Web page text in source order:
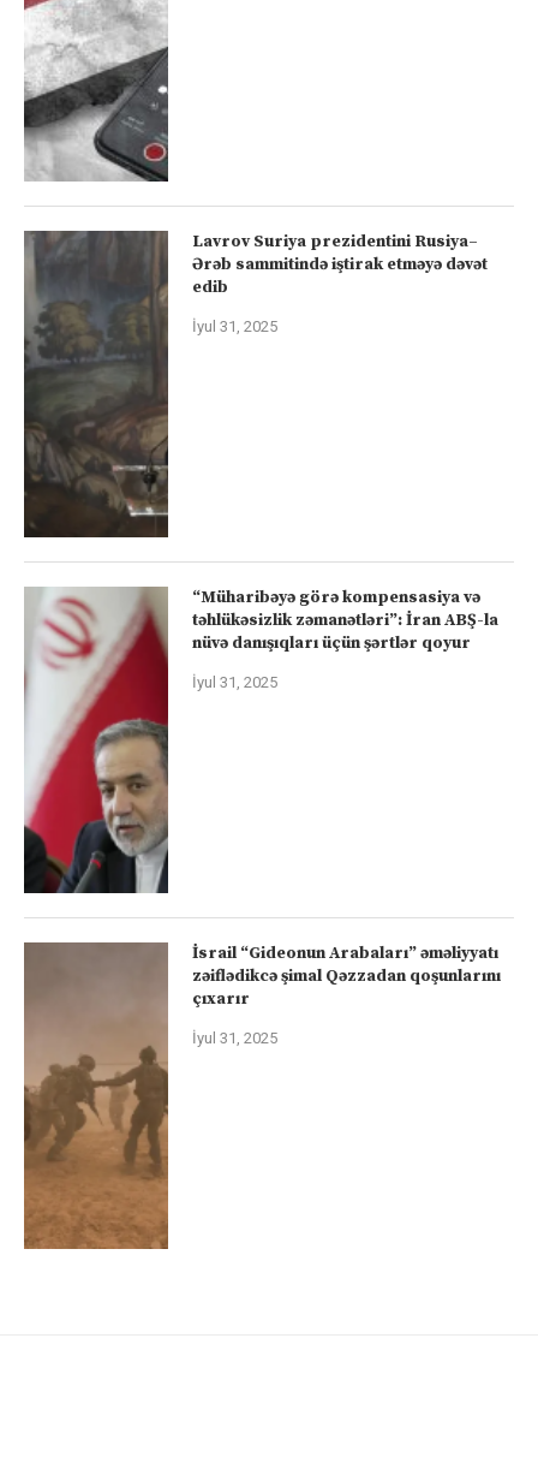
Lavrov Suriya prezidentini Rusiya–
Ərəb sammitində iştirak etməyə dəvət
edib
İyul 31, 2025
“Müharibəyə görə kompensasiya və
təhlükəsizlik zəmanətləri”: İran ABŞ-la
nüvə danışıqları üçün şərtlər qoyur
İyul 31, 2025
İsrail “Gideonun Arabaları” əməliyyatı
zəiflədikcə şimal Qəzzadan qoşunlarını
çıxarır
İyul 31, 2025